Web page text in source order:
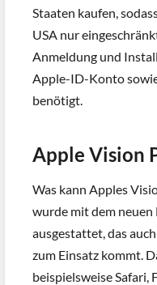
Staaten kaufen,
USA nur
Anmeldung und
Apple-ID-Konto
benötigt.
Apple Vision
Was kann Apples
wurde mit dem
ausgestattet, das
zum Einsatz kommt.
beispielsweise Safari,